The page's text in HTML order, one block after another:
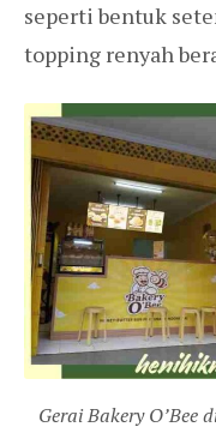
seperti bentuk
topping renyah
Gerai Bakery O’Bee